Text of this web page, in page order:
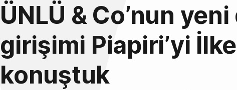
ÜNLÜ & Co’nun
girişimi Piapiri’yi
konuştuk